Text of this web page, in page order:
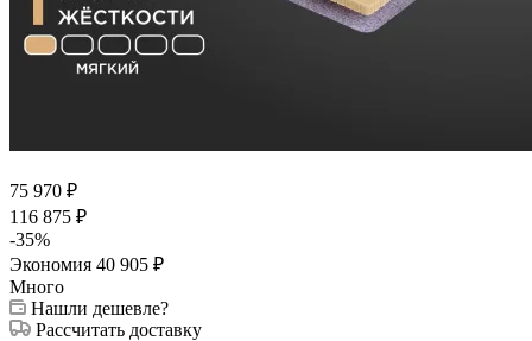
75 970 ₽
116 875 ₽
-35%
Экономия 40 905 ₽
Много
Нашли дешевле?
Рассчитать доставку